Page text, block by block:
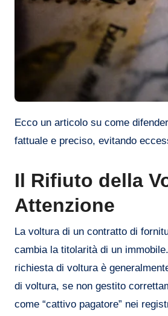
Ecco un articolo su come difendersi da una voltura rifiutata e evitare di diventare un cattivo pagatore, scritto con uno stile
fattuale e preciso, evitando
Il Rifiuto della
Attenzione
La voltura di un contratto di
cambia la titolarità di un
richiesta di voltura è
di voltura, se non gestito
come “cattivo pagatore” nei